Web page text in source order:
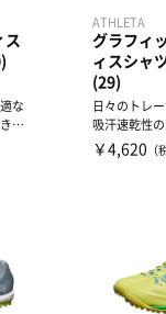
ス
な
プ
ATHLETA
グラフィ
ィスシャ
(29)
日々のトレ
吸汗速乾性
クプラシャツ
￥4,620 （